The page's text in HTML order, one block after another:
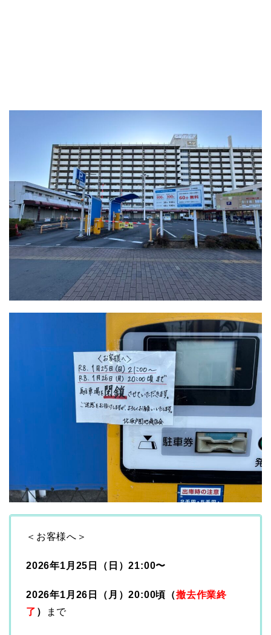
＜お客様へ＞
2026年1月25日（日）21:00〜
2026年1月26日（月）20:00頃（撤去作業終
了 ） まで